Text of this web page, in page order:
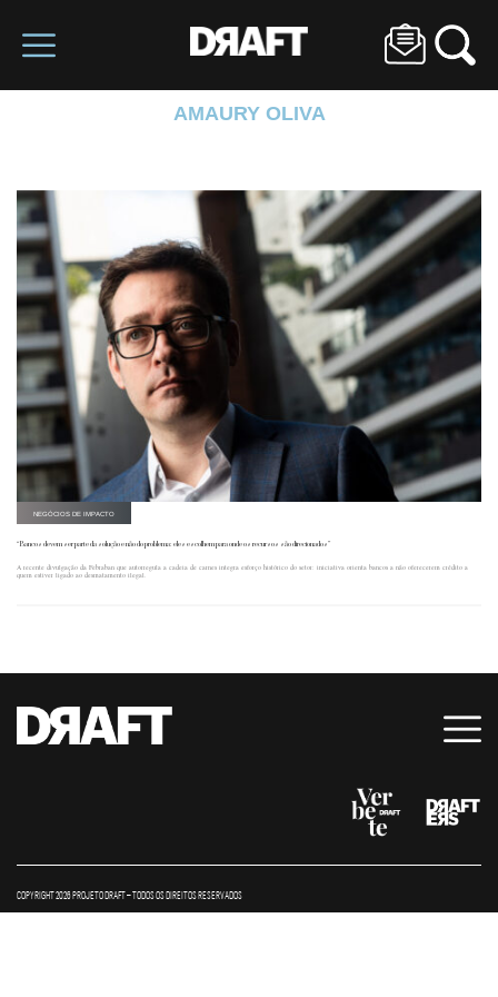
AMAURY OLIVA
NEGÓCIOS DE IMPACTO
“Bancos devem ser parte da solução e não do problema: eles escolhem para onde os recursos são direcionados”
A recente divulgação da Febraban que autorregula a cadeia de carnes integra esforço histórico do setor: iniciativa orienta bancos a não oferecerem crédito a
quem estiver ligado ao desmatamento ilegal.
COPYRIGHT 2026 PROJETO DRAFT – TODOS OS DIREITOS RESERVADOS